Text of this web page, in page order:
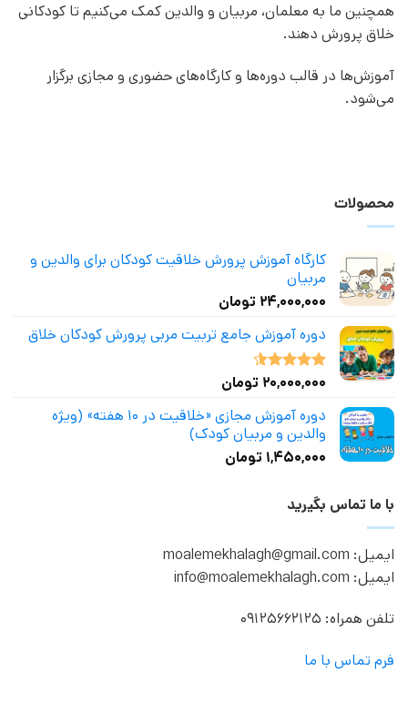
همچنین ما به معلمان، مربیان و والدین کمک می‌کنیم تا کودکانی
خلاق پرورش دهند.
آموزش‌ها در قالب دوره‌ها و کارگاه‌های حضوری و مجازی برگزار
می‌شود.
محصولات
کارگاه آموزش پرورش خلاقیت کودکان برای والدین و
مربیان
۲۴,۰۰۰,۰۰۰ تومان
دوره آموزش جامع تربیت مربی پرورش کودکان خلاق
نمره4.50
۲۰,۰۰۰,۰۰۰ تومان
دوره آموزش مجازی «خلاقیت در ۱۰ هفته» (ویژه
والدین و مربیان کودک)
۱,۴۵۰,۰۰۰ تومان
با ما تماس بگیرید
ایمیل: moalemekhalagh@gmail.com
ایمیل: info@moalemekhalagh.com
تلفن همراه: 09125662125
فرم تماس با ما